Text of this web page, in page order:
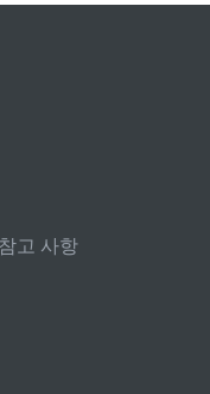
고 사항